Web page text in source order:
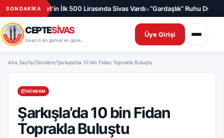
İçeriğe geç
SON DAKİKA
•Cumhuriyet’in İlk 500 Lirasında Sivas Vardı•“Gardaşlık” Ruhu Dünyayı
CEPTESİVAS Üye Girişi
Ana Sayfa/Gündem/Şarkışla’da 10 bin Fidan Toprakla Buluştu
GÜNDEM
Şarkışla’da 10 bin Fidan
Toprakla Buluştu